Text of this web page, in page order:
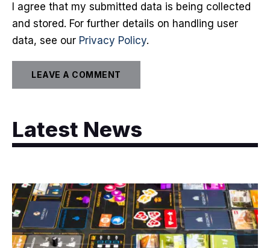
I agree that my submitted data is being collected
and stored. For further details on handling user
data, see our Privacy Policy.
Latest News